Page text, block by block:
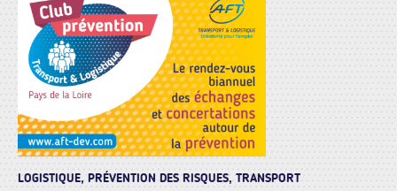
LOGISTIQUE, PRÉVENTION DES RISQUES, TRANSPORT